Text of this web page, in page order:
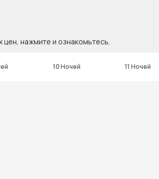
нажмите и ознакомьтесь.
10 Ночей 11 Ночей